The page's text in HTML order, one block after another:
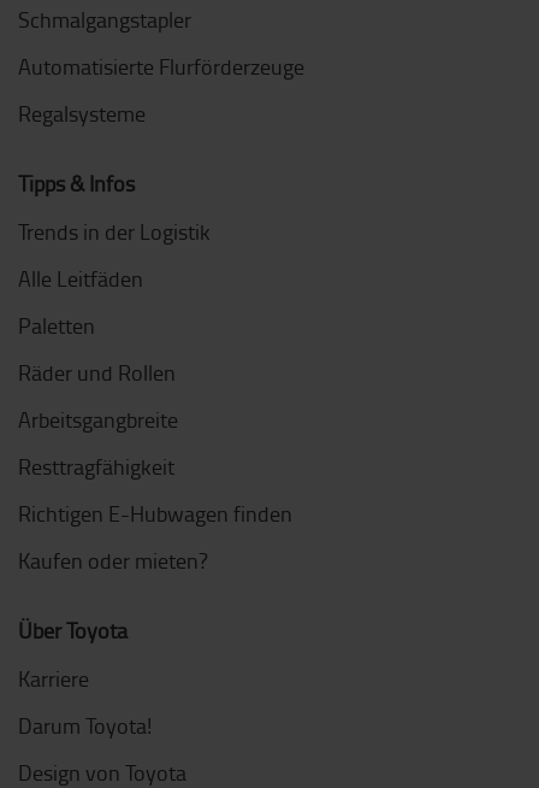
Schmalgangstapler
Automatisierte Flurförderzeuge
Regalsysteme
Tipps & Infos
Trends in der Logistik
Alle Leitfäden
Paletten
Räder und Rollen
Arbeitsgangbreite
Resttragfähigkeit
Richtigen E-Hubwagen finden
Kaufen oder mieten?
Über Toyota
Karriere
Darum Toyota!
Design von Toyota